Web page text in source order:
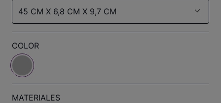
45 CM X 6,8 CM X 9,7 CM
COLOR
MATERIALES